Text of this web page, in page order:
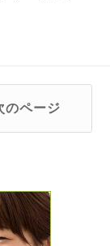
のページ